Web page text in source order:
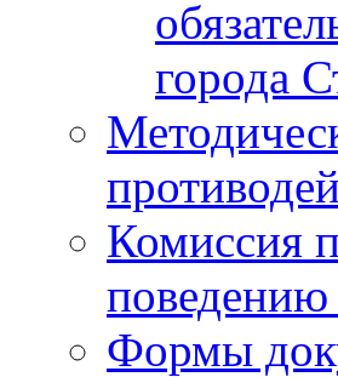
города
Комиссия
поведению
Формы